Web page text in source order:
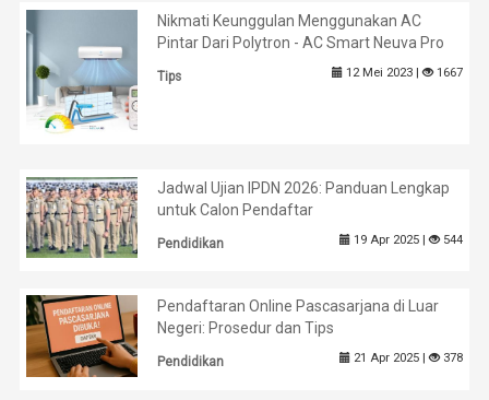
Nikmati Keunggulan Menggunakan AC
Pintar Dari Polytron - AC Smart Neuva Pro
Tips 12 Mei 2023 | 1667
Jadwal Ujian IPDN 2026: Panduan Lengkap
untuk Calon Pendaftar
Pendidikan 19 Apr 2025 | 544
Pendaftaran Online Pascasarjana di Luar
Negeri: Prosedur dan Tips
Pendidikan 21 Apr 2025 | 378